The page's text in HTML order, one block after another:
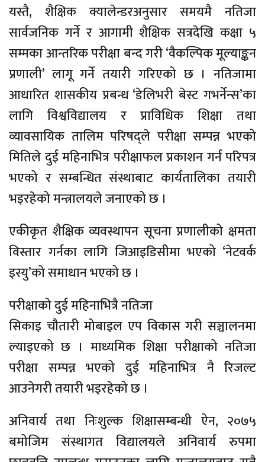
यस्तै, शैक्षिक क्यालेन्डरअनुसार समयमै नतिजा
सार्वजनिक गर्ने र आगामी शैक्षिक सत्रदेखि कक्षा ५
सम्मका आन्तरिक परीक्षा बन्द गरी ‘वैकल्पिक मूल्याङ्कन
प्रणाली’ लागू गर्ने तयारी गरिएको छ । नतिजामा
आधारित शासकीय प्रबन्ध ‘डेलिभरी बेस्ट गभर्नेन्स’का
लागि विश्वविद्यालय र प्राविधिक शिक्षा तथा
व्यावसायिक तालिम परिषद्ले परीक्षा सम्पन्न भएको
मितिले दुई महिनाभित्र परीक्षाफल प्रकाशन गर्न परिपत्र
भएको र सम्बन्धित संस्थाबाट कार्यतालिका तयारी
भइरहेको मन्त्रालयले जनाएको छ ।
एकीकृत शैक्षिक व्यवस्थापन सूचना प्रणालीको क्षमता
विस्तार गर्नका लागि जिआइडिसीमा भएको ‘नेटवर्क
इस्यु’को समाधान भएको छ ।
परीक्षाको दुई महिनाभित्रै नतिजा
सिकाइ चौतारी मोबाइल एप विकास गरी सञ्चालनमा
ल्याइएको छ । माध्यमिक शिक्षा परीक्षाको नतिजा
परीक्षा सम्पन्न भएको दुई महिनाभित्र नै रिजल्ट
आउनेगरी तयारी भइरहेको छ ।
अनिवार्य तथा निःशुल्क शिक्षासम्बन्धी ऐन, २०७५
बमोजिम संस्थागत विद्यालयले अनिवार्य रुपमा